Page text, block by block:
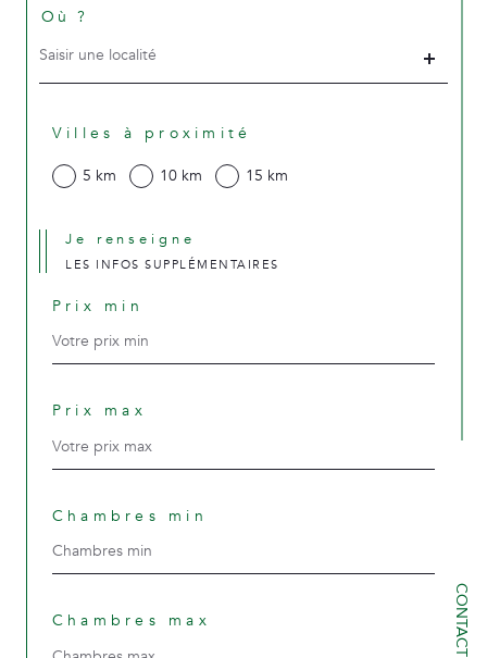
CONTACT
Où ?
Villes à proximité
5 km 10 km 15 km
Je renseigne
LES INFOS SUPPLÉMENTAIRES
Prix min
Prix max
Chambres min
Chambres max